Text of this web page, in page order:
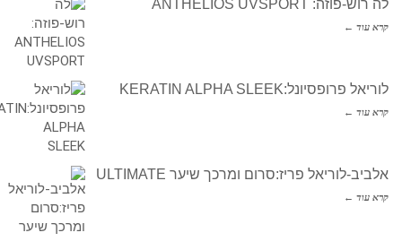
לה רוש-פוזה: ANTHELIOS UVSPORT
קרא עוד ←
לוריאל פרופסיונל:KERATIN ALPHA SLEEK
קרא עוד ←
אלביב-לוריאל פריז:סרום ומרכך שיער ULTIMATE
קרא עוד ←